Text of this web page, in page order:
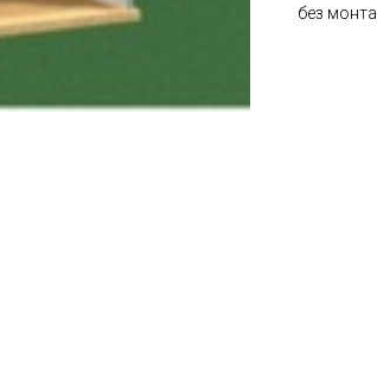
без